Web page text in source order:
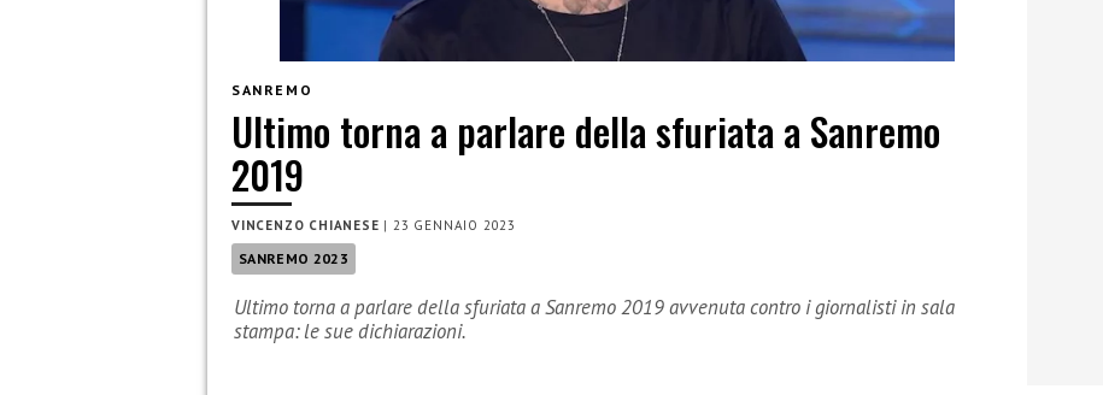
SANREMO
Ultimo torna a parlare della sfuriata a Sanremo
2019
VINCENZO CHIANESE |23 GENNAIO 2023
SANREMO 2023
Ultimo torna a parlare della sfuriata a Sanremo 2019 avvenuta contro i giornalisti in sala
stampa: le sue dichiarazioni.